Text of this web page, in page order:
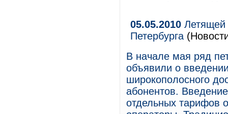
05.05.2010 Летящей
Петербурга
В начале мая ряд
объявили о
широкополосного
абонентов.
отдельных тарифов